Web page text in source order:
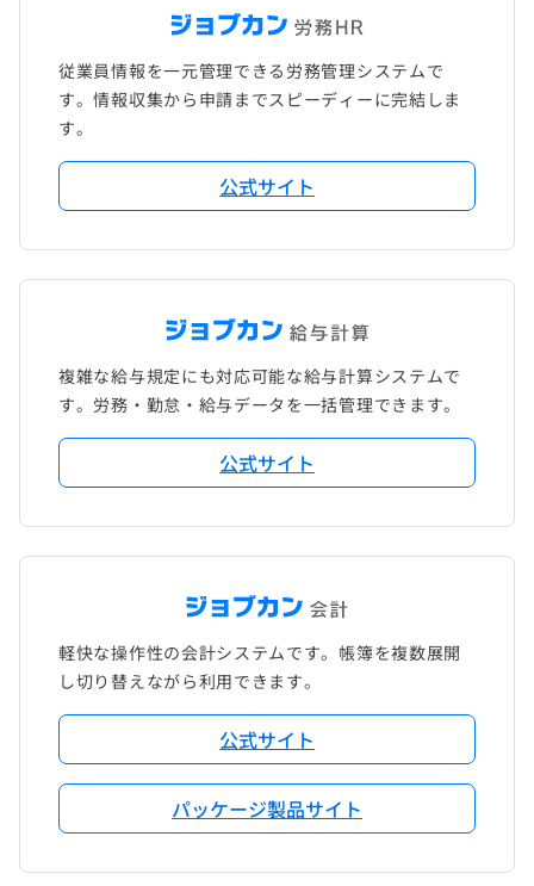
従業員情報を一元管理できる労務管理システムで
す。情報収集から申請までスピーディーに完結しま
す。
公式サイト
複雑な給与規定にも対応可能な給与計算システムで
す。労務・勤怠・給与データを一括管理できます。
公式サイト
軽快な操作性の会計システムです。帳簿を複数展開
し切り替えながら利用できます。
公式サイト
パッケージ製品サイト